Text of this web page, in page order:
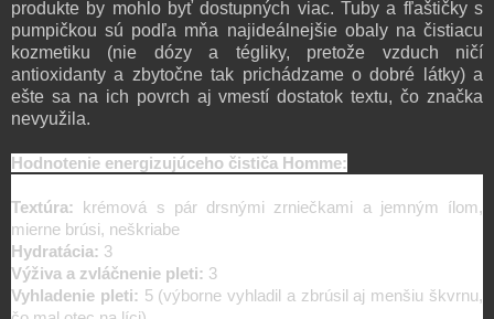
produkte by mohlo byť dostupných viac. Tuby a fľaštičky s
pumpičkou sú podľa mňa najideálnejšie obaly na čistiacu
kozmetiku (nie dózy a tégliky, pretože vzduch ničí
antioxidanty a zbytočne tak prichádzame o dobré látky) a
ešte sa na ich povrch aj vmestí dostatok textu, čo značka
nevyužila.
Hodnotenie energizujúceho čističa Homme:
Textúra: krémová s pár drsnými zrniečkami a jemným ílom,
mierne brúsi, neškriabe
Hydratácia: 3
Výživa a zvláčnenie pleti: 3
Vyhladenie pleti: 5 (výborne vyhladil a zbrúsil aj menšiu škvrnu,